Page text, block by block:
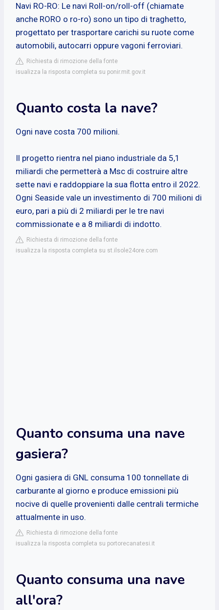
Navi RO-RO: Le navi Roll-on/roll-off (chiamate
anche RORO o ro-ro) sono un tipo di traghetto,
progettato per trasportare carichi su ruote come
automobili, autocarri oppure vagoni ferroviari.
Richiesta di rimozione della fonte
isualizza la risposta completa su ponir.mit.gov.it
Quanto costa la nave?
Ogni nave costa 700 milioni.
Il progetto rientra nel piano industriale da 5,1
miliardi che permetterà a Msc di costruire altre
sette navi e raddoppiare la sua flotta entro il 2022.
Ogni Seaside vale un investimento di 700 milioni di
euro, pari a più di 2 miliardi per le tre navi
commissionate e a 8 miliardi di indotto.
Richiesta di rimozione della fonte
isualizza la risposta completa su st.ilsole24ore.com
Quanto consuma una nave
gasiera?
Ogni gasiera di GNL consuma 100 tonnellate di
carburante al giorno e produce emissioni più
nocive di quelle provenienti dalle centrali termiche
attualmente in uso.
Richiesta di rimozione della fonte
isualizza la risposta completa su portorecanatesi.it
Quanto consuma una nave
all'ora?